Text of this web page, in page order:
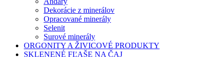
Dekorácie z minerálov
Opracované minerály
Selenit
Surové minerály
ORGONITY A ŽIVICOVÉ PRODUKTY
SKLENENÉ FĽAŠE NA ČAJ